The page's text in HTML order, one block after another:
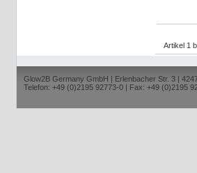
Artikel 1
Glow2B Germany GmbH | Erlenbacher Str. 3 |
Telefon: +49 (0)2195 92773-0 | Fax: +49 (0)2195